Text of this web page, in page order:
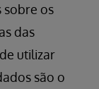
sobre os
das
utilizar
são o